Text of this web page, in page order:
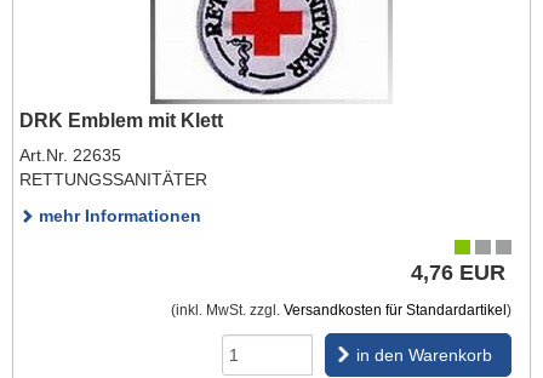
DRK Emblem mit Klett
Art.Nr. 22635
RETTUNGSSANITÄTER
mehr Informationen
4,76 EUR
(inkl. MwSt. zzgl. Versandkosten für Standardartikel )
in den Warenkorb